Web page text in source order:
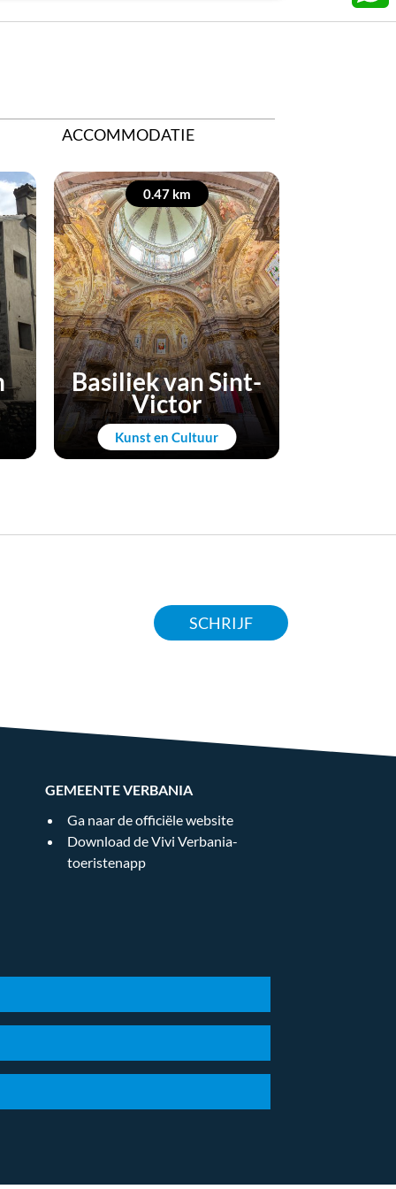
ACCOMMODATIE
0.47 km
Kunst en Cultuur
Basiliek van Sint-
Victor
SCHRIJF
GEMEENTE VERBANIA
Ga naar de officiële website
Download de Vivi Verbania-
toeristenapp